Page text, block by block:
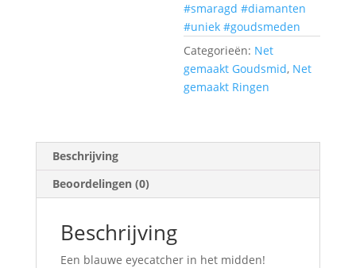
#smaragd #diamanten
#uniek #goudsmeden
Categorieën: Net
gemaakt Goudsmid, Net
gemaakt Ringen
Beschrijving
Beoordelingen (0)
Beschrijving
Een blauwe eyecatcher in het midden!